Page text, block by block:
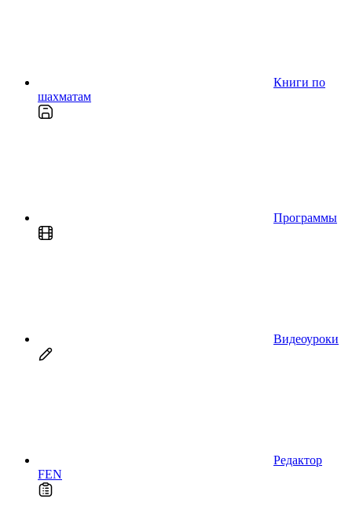
Книги по
шахматам
Программы
Видеоуроки
Редактор
FEN